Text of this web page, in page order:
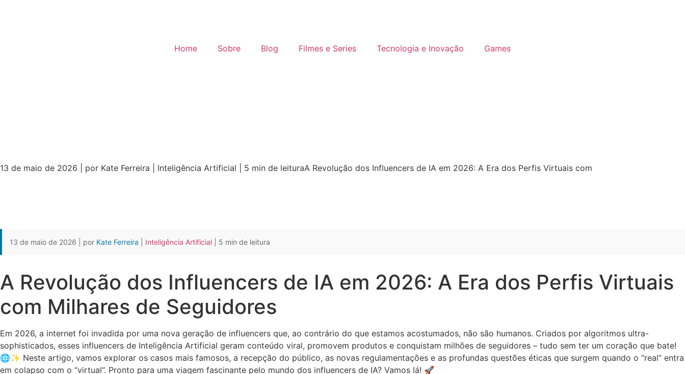
Home Sobre Blog Filmes e Series Tecnologia e Inovação Games
13 de maio de 2026 | por Kate Ferreira | Inteligência Artificial | 5 min de leituraA Revolução dos Influencers de IA em 2026: A Era dos Perfis Virtuais com
13 de maio de 2026 | por Kate Ferreira Inteligência Artificial | 5 min de leitura
A Revolução dos Influencers de IA em 2026: A Era dos Perfis Virtuais
com Milhares de Seguidores
Em 2026, a internet foi invadida por uma nova geração de influencers que, ao contrário do que estamos acostumados, não são humanos. Criados por algoritmos ultra-
sophisticados, esses influencers de Inteligência Artificial geram conteúdo viral, promovem produtos e conquistam milhões de seguidores – tudo sem ter um coração que bate!
🌐✨ Neste artigo, vamos explorar os casos mais famosos, a recepção do público, as novas regulamentações e as profundas questões éticas que surgem quando o “real” entra
em colapso com o “virtual”. Pronto para uma viagem fascinante pelo mundo dos influencers de IA? Vamos lá! 🚀